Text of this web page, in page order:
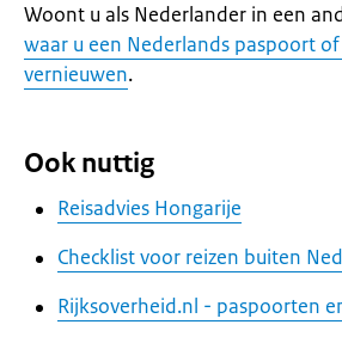
Woont u als Nederlander in een
waar u een Nederlands paspoort
vernieuwen.
Ook nuttig
Reisadvies Hongarije
Checklist voor reizen buiten
Rijksoverheid.nl - paspoorten